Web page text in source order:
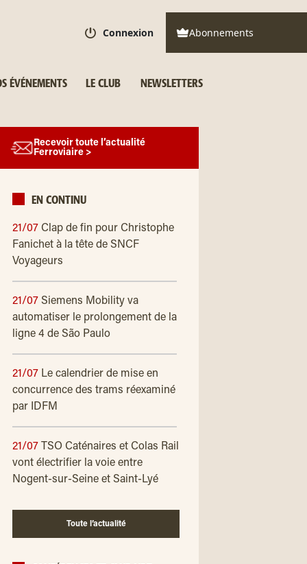
Connexion Abonnements
ÉVÉNEMENTS LE CLUB NEWSLETTERS
Recevoir toute l’actualité
Ferroviaire >
EN CONTINU
21/07 Clap de fin pour Christophe
Fanichet à la tête de SNCF
Voyageurs
21/07 Siemens Mobility va
automatiser le prolongement de la
ligne 4 de São Paulo
21/07 Le calendrier de mise en
concurrence des trams réexaminé
par IDFM
21/07
TSO Caténaires et Colas Rail
vont électrifier la voie entre
Nogent-sur-Seine et Saint-Lyé
Toute l’actualité